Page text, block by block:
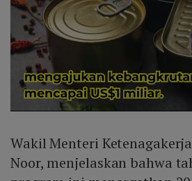
Wakil Menteri
Noor, menjelaskan bahwa